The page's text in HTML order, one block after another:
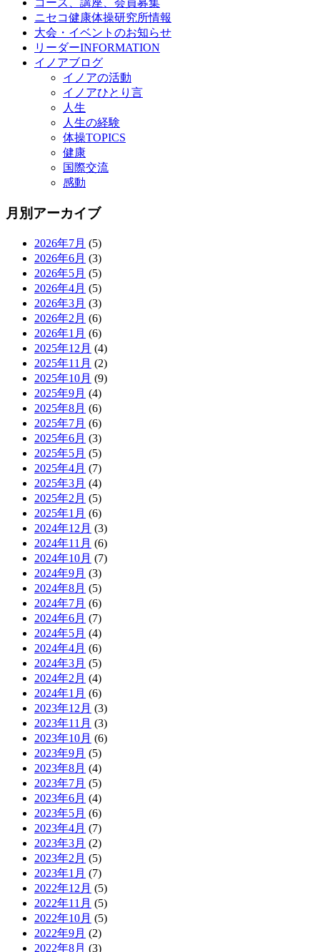
コース、講座、会員募集
ニセコ健康体操研究所情報
大会・イベントのお知らせ
リーダーINFORMATION
イノアブログ
イノアの活動
イノアひとり言
人生
人生の経験
体操TOPICS
健康
国際交流
感動
月別アーカイブ
2026年7月 (5)
2026年6月 (3)
2026年5月 (5)
2026年4月 (5)
2026年3月 (3)
2026年2月 (6)
2026年1月 (6)
2025年12月 (4)
2025年11月 (2)
2025年10月 (9)
2025年9月 (4)
2025年8月 (6)
2025年7月 (6)
2025年6月 (3)
2025年5月 (5)
2025年4月 (7)
2025年3月 (4)
2025年2月 (5)
2025年1月 (6)
2024年12月 (3)
2024年11月 (6)
2024年10月 (7)
2024年9月 (3)
2024年8月 (5)
2024年7月 (6)
2024年6月 (7)
2024年5月 (4)
2024年4月 (6)
2024年3月 (5)
2024年2月 (4)
2024年1月 (6)
2023年12月 (3)
2023年11月 (3)
2023年10月 (6)
2023年9月 (5)
2023年8月 (4)
2023年7月 (5)
2023年6月 (4)
2023年5月 (6)
2023年4月 (7)
2023年3月 (2)
2023年2月 (5)
2023年1月 (7)
2022年12月 (5)
2022年11月 (5)
2022年10月 (5)
2022年9月 (2)
2022年8月 (3)